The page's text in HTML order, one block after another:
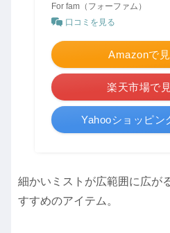
For fam（フォーファム）
口コミを見る
Amazonで
楽天市場
Yahooショッピ
細かいミストが広範囲に広がる
すすめのアイテム。